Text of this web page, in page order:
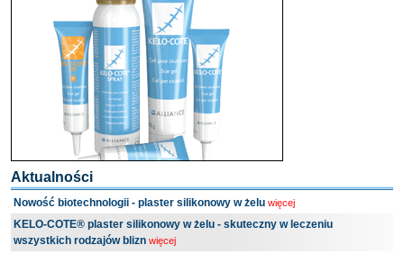
Aktualności
Nowość biotechnologii - plaster silikonowy w żelu więcej
KELO-COTE® plaster silikonowy w żelu - skuteczny w leczeniu
wszystkich rodzajów blizn więcej